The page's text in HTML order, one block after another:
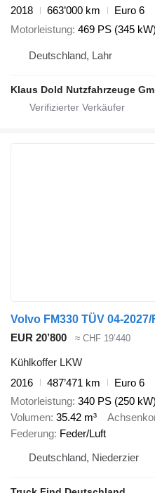
2018
663’000 km
Euro 6
Motorleistung 469 PS (345 kW)
Deutschland, Lahr
Klaus Dold Nutzfahrzeuge
EUR 20’800 ≈ CHF 19’440
Kühlkoffer LKW
2016
487’471 km
Euro 6
Motorleistung 340 PS (250 kW)
Volumen 35.42 m³
Federung Feder/Luft
Deutschland, Niederzier